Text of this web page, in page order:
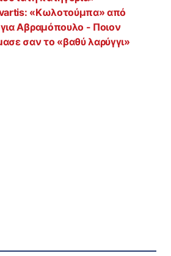
«Κωλοτούμπα» από
Αβραμόπουλο - Ποιον
σαν το «βαθύ λαρύγγι»